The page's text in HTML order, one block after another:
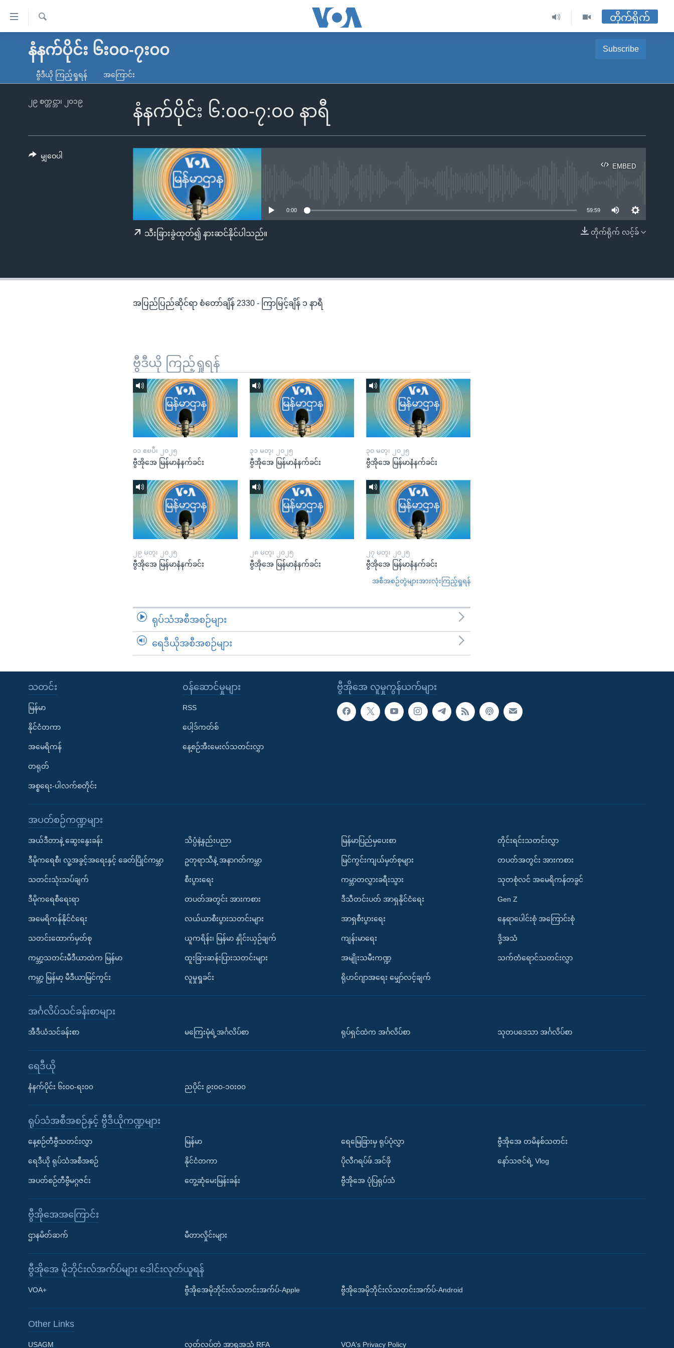
လွယ်ကူ
သည့်
ကျော်
မူလစာမျက်နှာ
ကမ္ဘာ့သတင်းများ
နိုင်ငံတကာ
တရုတ်
အစ္စရေး-ပါလက်စတိုင်း
ရပ်ဝန်းတခု လမ်းတခု အလွန်
အင်္ဂလိပ်စာလေ့လာမယ်
Learning English
ရ
လာ
တိုက်ရိုက်
နံနက်ပိုင်း ၆း၀၀-၇း၀၀ Subscribe
Apple Podcasts
Spotify
ဗွီဒီယို ကြည့်ရှုရန် အကြောင်း
နံနက်ပိုင်း ၆:၀၀-၇:၀၀ နာရီ
၂၉ စက္တင္ဘာ၊ ၂၀၁၉
EMBED
EMBED
0:00 59:59
တိုက်ရိုက် လင့်ခ်
သီးခြားခွဲထုတ်၍ နားဆင်နိုင်ပါသည်။
မျှဝေပါ
အပြည်ပြည်ဆိုင်ရာ စံတော်ချိန် 2330 - ကြာမြင့်ချိန် ၁ နာရီ
ဗွီဒီယို ကြည့်ရှုရန်
၀၁ ဧၿပီ၊ ၂၀၂၅
ဗွီအိုအေ မြန်မာနံနက်ခင်း
၃၁ မတ္၊ ၂၀၂၅
ဗွီအိုအေ မြန်မာနံနက်ခင်း
၃၀ မတ္၊ ၂၀၂၅
ဗွီအိုအေ မြန်မာနံနက်ခင်း
၂၉ မတ္၊ ၂၀၂၅
ဗွီအိုအေ မြန်မာနံနက်ခင်း
၂၈ မတ္၊ ၂၀၂၅
ဗွီအိုအေ မြန်မာနံနက်ခင်း
၂၇ မတ္၊ ၂၀၂၅
ဗွီအိုအေ မြန်မာနံနက်ခင်း
အစီအစဉ်တွဲများအားလုံးကြည့်ရှုရန်
ရုပ်သံအစီအစဉ်များ
ရေဒီယိုအစီအစဉ်များ
ဗွီအိုအေ လူမှုကွန်ယက်များ
သတင်း
မြန်မာ
နိုင်ငံတကာ
အမေရိကန်
တရုတ်
အစ္စရေး-ပါလက်စတိုင်း
၀န်ဆောင်မှုများ
RSS
ပေါ့ဒ်ကတ်စ်
နေ့စဉ်အီးမေးလ်သတင်းလွှာ
အပတ်စဉ်ကဏ္ဍများ
အယ်ဒီတာနဲ့ ဆွေးနွေးခန်း
ဒီမိုကရေစီ၊ လူ့အခွင့်အရေးနှင့် ခေတ်ပြိုင်ကမ္ဘာ
သတင်းသုံးသပ်ချက်
ဒီမိုကရေစီရေးရာ
အမေရိကန်နိုင်ငံရေး
သတင်းထောက်မှတ်စု
ကမ္ဘာ့သတင်းမီဒီယာထဲက မြန်မာ
ကမ္ဘာ့ မြန်မာ့ မီဒီယာမြင်ကွင်း
သိပ္ပံနဲ့နည်းပညာ
ဥတုရာသီနဲ့ အနာဂတ်ကမ္ဘာ
စီးပွားရေး
တပတ်အတွင်း အားကစား
လယ်ယာစီးပွားသတင်းများ
ယူကရိန်း၊ မြန်မာ နှိုင်းယှဉ်ချက်
ထူးခြားဆန်းပြားသတင်းများ
လူမှုရှုခင်း
မြန်မာပြည်မှပေးစာ
မြင်ကွင်းကျယ်မှတ်စုများ
ကမ္ဘာတလွှားခရီးသွား
ဒီသီတင်းပတ် အာရှနိုင်ငံရေး
အာရှစီးပွားရေး
ကျန်းမာရေး
အမျိုးသမီးကဏ္ဍ
ရိုဟင်ဂျာအရေး မျှော်လင့်ချက်
တိုင်းရင်းသတင်းလွှာ
တပတ်အတွင်း အားကစား
သုတစုံလင် အမေရိကန်တခွင်
Gen Z
နေရာပေါင်းစုံ အကြောင်းစုံ
ဒို့အသံ
သက်တံရောင်သတင်းလွှာ
အင်္ဂလိပ်သင်ခန်းစာများ
အီဒီယံသင်ခန်းစာ မကြေးမုံရဲ့အင်္ဂလိပ်စာ ရုပ်ရှင်ထဲက အင်္ဂလိပ်စာ သုတပဒေသာ အင်္ဂလိပ်စာ
ရေဒီယို
နံနက်ပိုင်း ၆း၀၀-ရး၀၀ ညပိုင်း ၉း၀၀-၁၀း၀၀
ရုပ်သံအစီအစဉ်နှင့် ဗွီဒီယိုကဏ္ဍများ
နေ့စဉ်တီဗွီသတင်းလွှာ
ရေဒီယို ရုပ်သံအစီအစဉ်
အပတ်စဉ်တီဗွီမဂ္ဂဇင်း
မြန်မာ
နိုင်ငံတကာ
တွေ့ဆုံမေးမြန်းခန်း
ရေမြေခြားမှ ရုပ်ပုံလွှာ
ပိုလီဂရပ်ဖ်.အင်ဖို
ဗွီအိုအေ ပုံပြရုပ်သံ
ဗွီအိုအေ တမိနစ်သတင်း
နော်သဇင်ရဲ့ Vlog
ဗွီအိုအေအကြောင်း
ဌာနမိတ်ဆက် မီတာလှိုင်းများ
ဗွီအိုအေ မိုဘိုင်းလ်အက်ပ်များ ဒေါင်းလုတ်ယူရန်
VOA+ ဗွီအိုအေမိုဘိုင်းလ်သတင်းအက်ပ်-Apple ဗွီအိုအေမိုဘိုင်းလ်သတင်းအက်ပ်-Android
Other Links
USAGM လွတ်လပ်တဲ့ အာရှအသံ RFA VOA's Privacy Policy